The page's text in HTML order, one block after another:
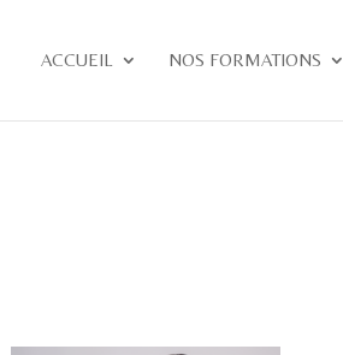
ACCUEIL NOS FORMATIONS